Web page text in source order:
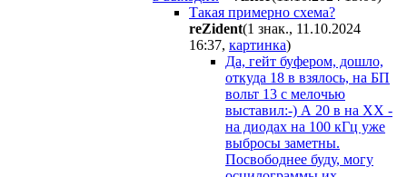
Такая примерно схема?
reZident(1 знак., 11.10.2024
16:37, картинка)
Да, гейт буфером, дошло,
откуда 18 в взялось, на БП
вольт 13 с мелочью
выставил:-) А 20 в на ХХ -
на диодах на 100 кГц уже
выбросы заметны.
Посвободнее буду, могу